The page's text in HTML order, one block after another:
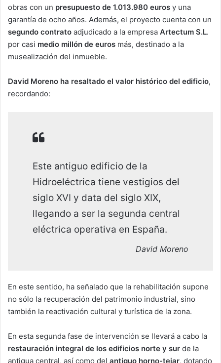
obras con un presupuesto de 1.013.980 euros y una
garantía de ocho años. Además, el proyecto cuenta con un
segundo contrato adjudicado a la empresa Artectum S.L.
por casi medio millón de euros más, destinado a la
musealización del inmueble.
David Moreno ha resaltado el valor histórico del edificio,
recordando:
Este antiguo edificio de la
Hidroeléctrica tiene vestigios del
siglo XVI y data del siglo XIX,
llegando a ser la segunda central
eléctrica operativa en España.
David Moreno
En este sentido, ha señalado que la rehabilitación supone
no sólo la recuperación del patrimonio industrial, sino
también la reactivación cultural y turística de la zona.
En esta segunda fase de intervención se llevará a cabo la
restauración integral de los edificios norte y sur de la
antigua central, así como del antiguo horno-tejar, dotando